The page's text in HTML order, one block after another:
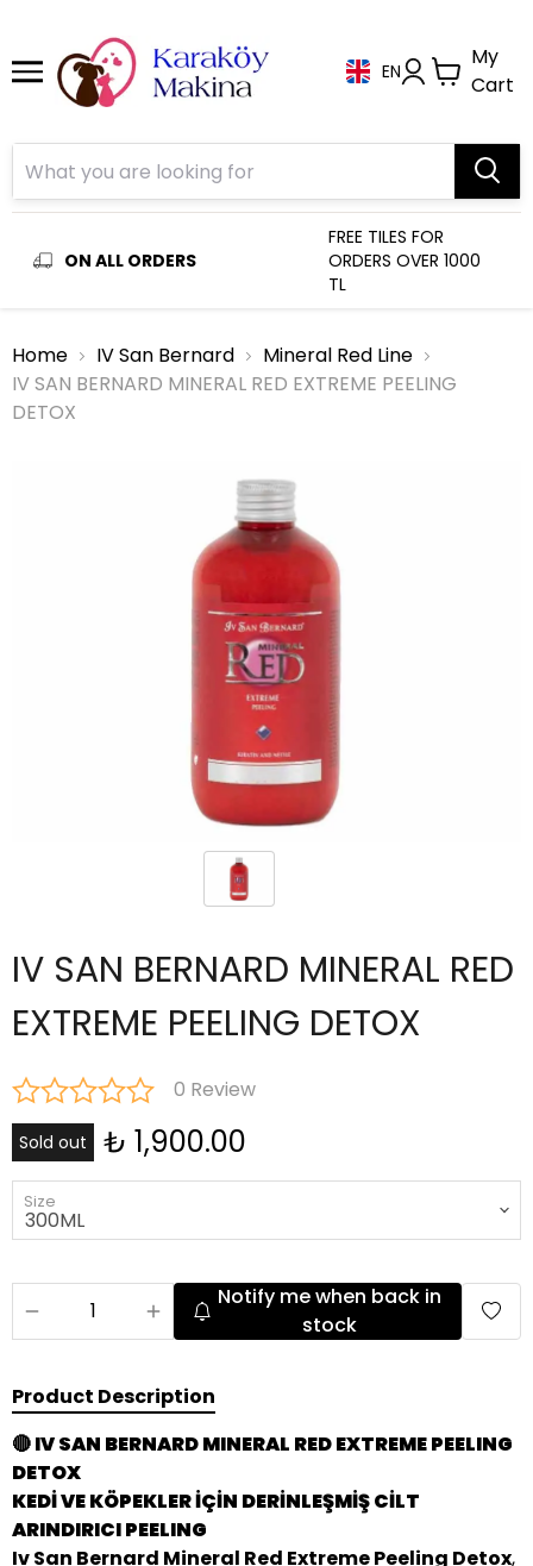
EN
My
Cart
ON ALL ORDERS
FREE TILES FOR
ORDERS OVER 1000
TL
Home IV San Bernard
Mineral Red Line
IV SAN BERNARD MINERAL RED EXTREME PEELING
DETOX
IV SAN BERNARD MINERAL RED
EXTREME PEELING DETOX
0 Review
Sold out ₺ 1,900.00
Size
Notify me when back in
stock
Product Description
🔴 IV SAN BERNARD MINERAL RED EXTREME PEELING
DETOX
KEDİ VE KÖPEKLER İÇİN DERİNLEŞMİŞ CİLT
ARINDIRICI PEELING
Iv San Bernard Mineral Red Extreme Peeling Detox,